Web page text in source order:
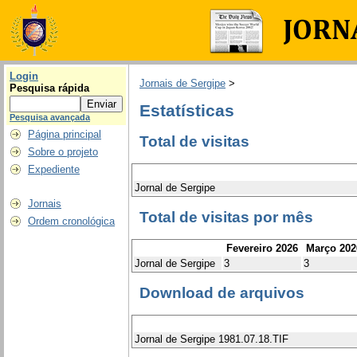
Login
Pesquisa rápida
Pesquisa avançada
Página principal
Sobre o projeto
Expediente
Jornais
Ordem cronológica
Jornais de Sergipe >
Estatísticas
Total de visitas
Jornal de Sergipe
Total de visitas por mês
Fevereiro 2026
Março
Jornal de Sergipe
3 3
Download de arquivos
Jornal de Sergipe 1981.07.18.TIF